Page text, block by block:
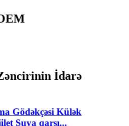
İdarə
Gödəkçəsi Külək
Suya qarşı...